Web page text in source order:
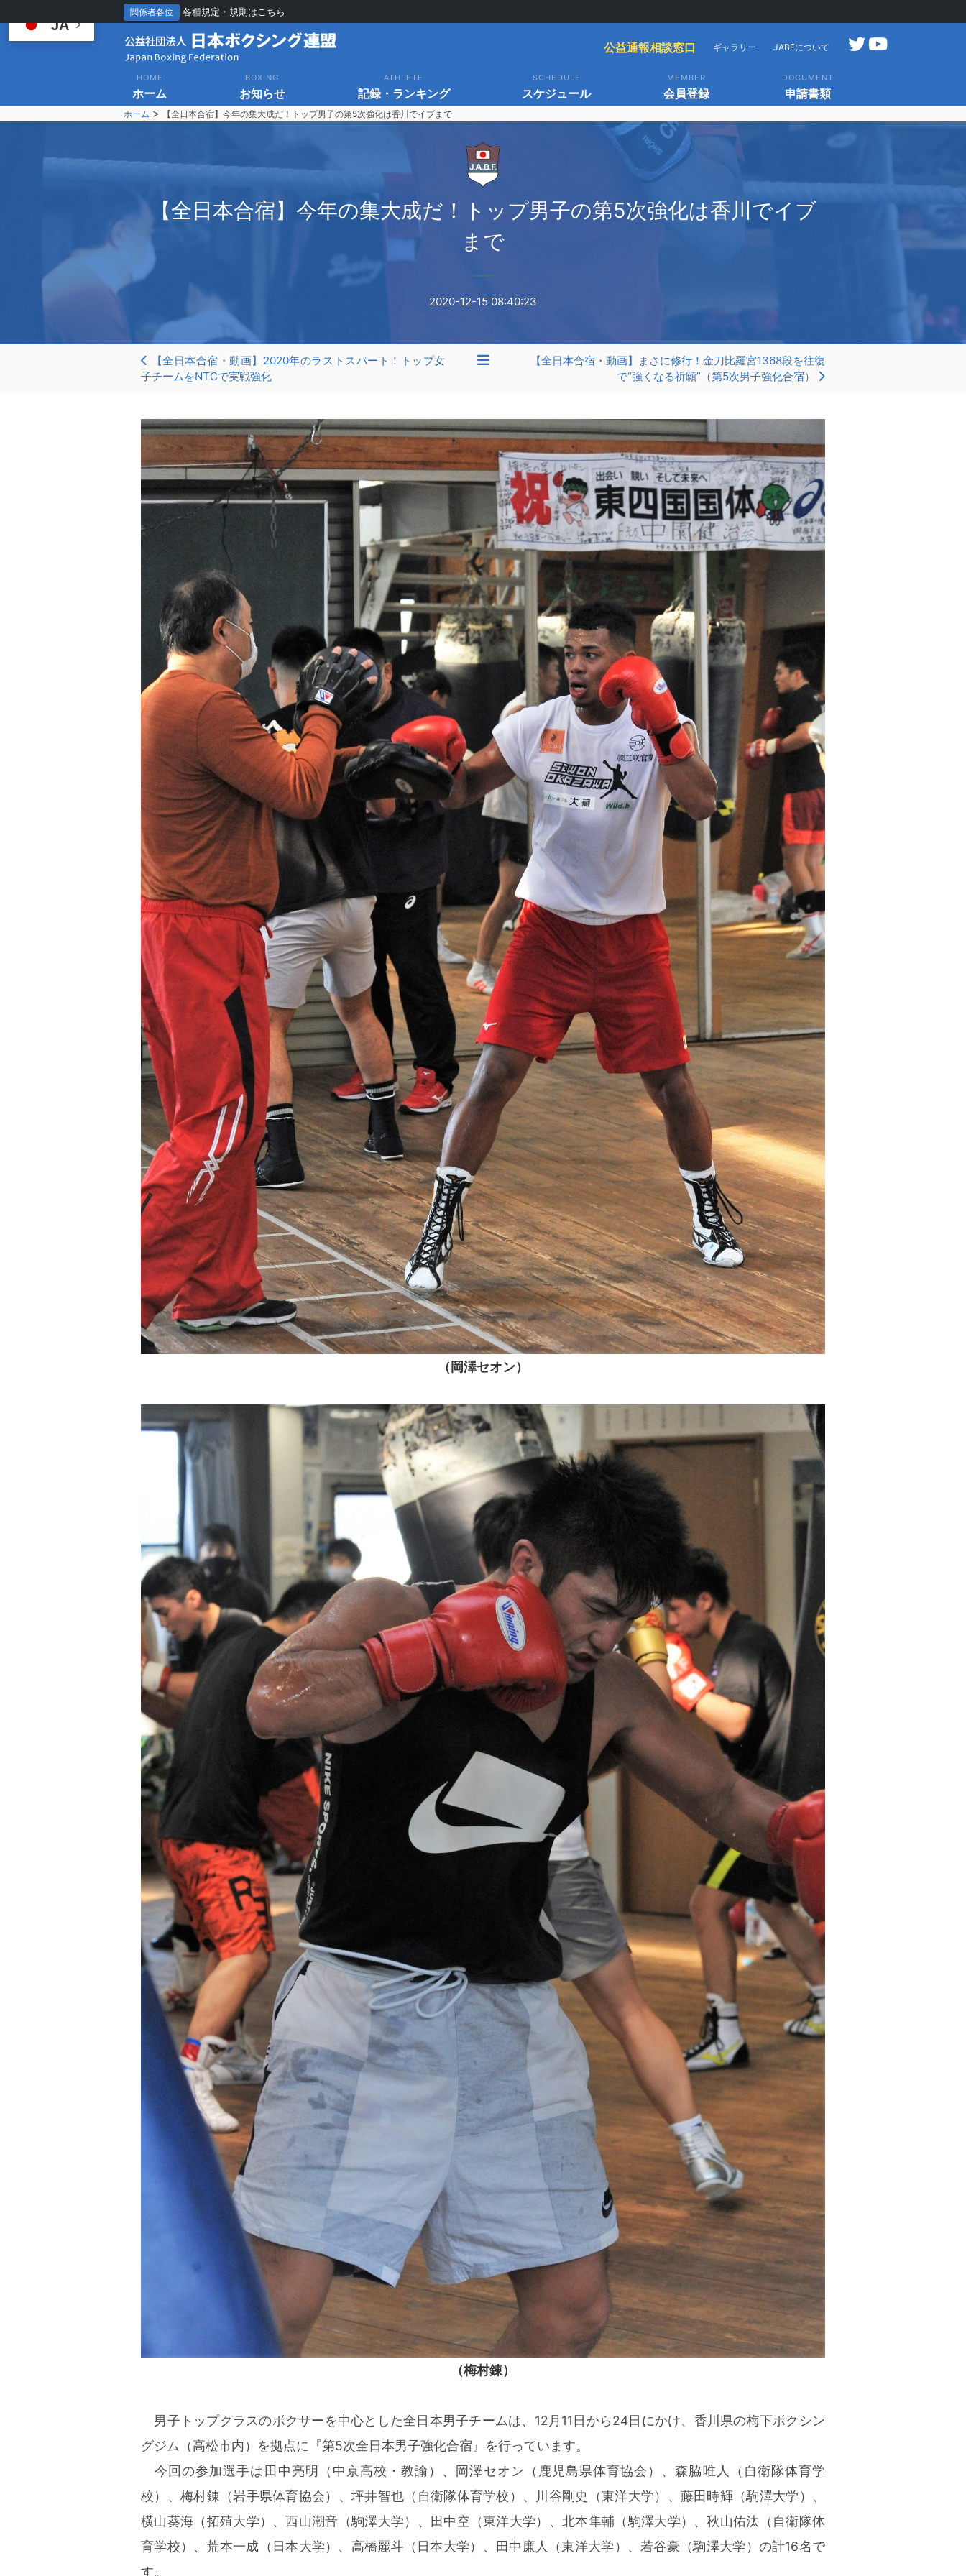
関係者各位 各種規定・規則はこちら
公益通報相談窓口 ギャラリー JABFについて
HOME
ホーム
BOXING
お知らせ
ATHLETE
記録・ランキング
SCHEDULE
スケジュール
MEMBER
会員登録
DOCUMENT
申請書類
ホーム > 【全日本合宿】今年の集大成だ！トップ男子の第5次強化は香川でイブまで
【全日本合宿】今年の集大成だ！トップ男子の第5次強化は香川でイブ
まで
2020-12-15 08:40:23
【全日本合宿・動画】2020年のラストスパート！トップ女
子チームをNTCで実戦強化
【全日本合宿・動画】まさに修行！金刀比羅宮1368段を往復
で“強くなる祈願”（第5次男子強化合宿）
（岡澤セオン）
（梅村錬）
男子トップクラスのボクサーを中心とした全日本男子チームは、12月11日から24日にかけ、香川県の梅下ボクシン
グジム（高松市内）を拠点に『第5次全日本男子強化合宿』を行っています。
今回の参加選手は田中亮明（中京高校・教諭）、岡澤セオン（鹿児島県体育協会）、森脇唯人（自衛隊体育学
校）、梅村錬（岩手県体育協会）、坪井智也（自衛隊体育学校）、川谷剛史（東洋大学）、藤田時輝（駒澤大学）、
横山葵海（拓殖大学）、西山潮音（駒澤大学）、田中空（東洋大学）、北本隼輔（駒澤大学）、秋山佑汰（自衛隊体
育学校）、荒本一成（日本大学）、高橋麗斗（日本大学）、田中廉人（東洋大学）、若谷豪（駒澤大学）の計16名で
す。
JA